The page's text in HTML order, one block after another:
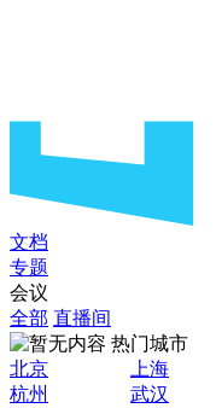
文档
专题
会议
全部 直播间
热门城市
北京
上海
杭州
武汉